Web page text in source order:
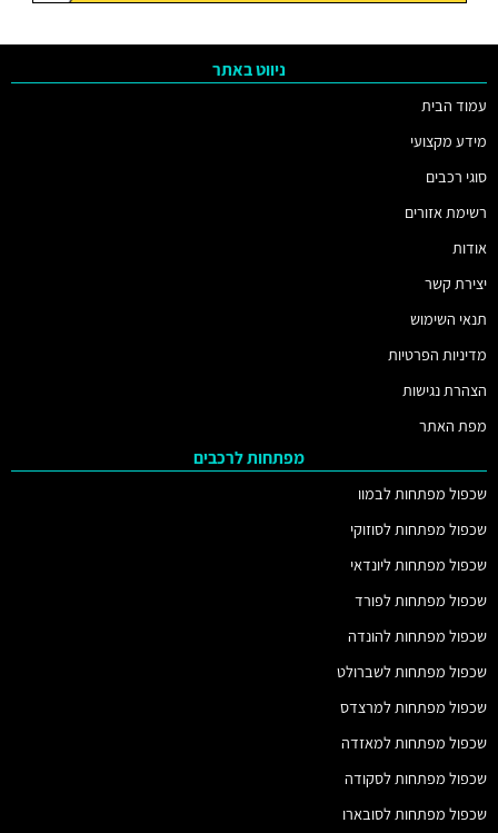
ניווט באתר
עמוד הבית
מידע מקצועי
סוגי רכבים
רשימת אזורים
אודות
יצירת קשר
תנאי השימוש
מדיניות הפרטיות
הצהרת נגישות
מפת האתר
מפתחות לרכבים
שכפול מפתחות לבמוו
שכפול מפתחות לסוזוקי
שכפול מפתחות ליונדאי
שכפול מפתחות לפורד
שכפול מפתחות להונדה
שכפול מפתחות לשברולט
שכפול מפתחות למרצדס
שכפול מפתחות למאזדה
שכפול מפתחות לסקודה
שכפול מפתחות לסובארו